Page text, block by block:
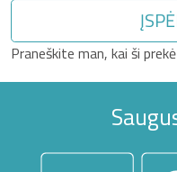
Praneškite man, kai ši